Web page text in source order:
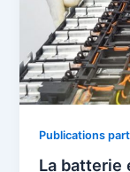
Publications
La batterie